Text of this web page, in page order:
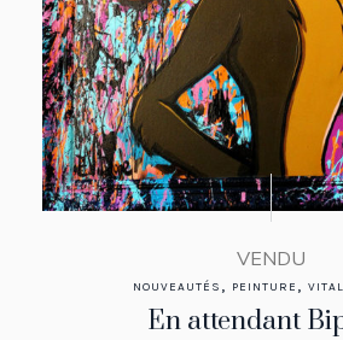
VENDU
NOUVEAUTÉS , PEINTURE ,
En attendant